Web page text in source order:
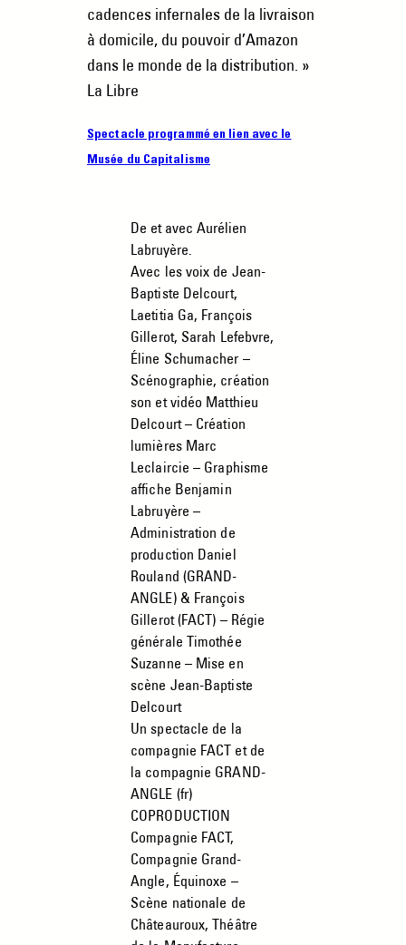
cadences infernales de la livraison
à domicile, du pouvoir d’Amazon
dans le monde de la distribution. »
La Libre
Spectacle programmé en lien avec le
Musée du Capitalisme
De et avec Aurélien
Labruyère.
Avec les voix de Jean-
Baptiste Delcourt,
Laetitia Ga, François
Gillerot, Sarah Lefebvre,
Éline Schumacher –
Scénographie, création
son et vidéo Matthieu
Delcourt – Création
lumières Marc
Leclaircie – Graphisme
affiche Benjamin
Labruyère –
Administration de
production Daniel
Rouland (GRAND-
ANGLE) & François
Gillerot (FACT) – Régie
générale Timothée
Suzanne – Mise en
scène Jean-Baptiste
Delcourt
Un spectacle de la
compagnie FACT et de
la compagnie GRAND-
ANGLE (fr)
COPRODUCTION
Compagnie FACT,
Compagnie Grand-
Angle, Équinoxe –
Scène nationale de
Châteauroux, Théâtre